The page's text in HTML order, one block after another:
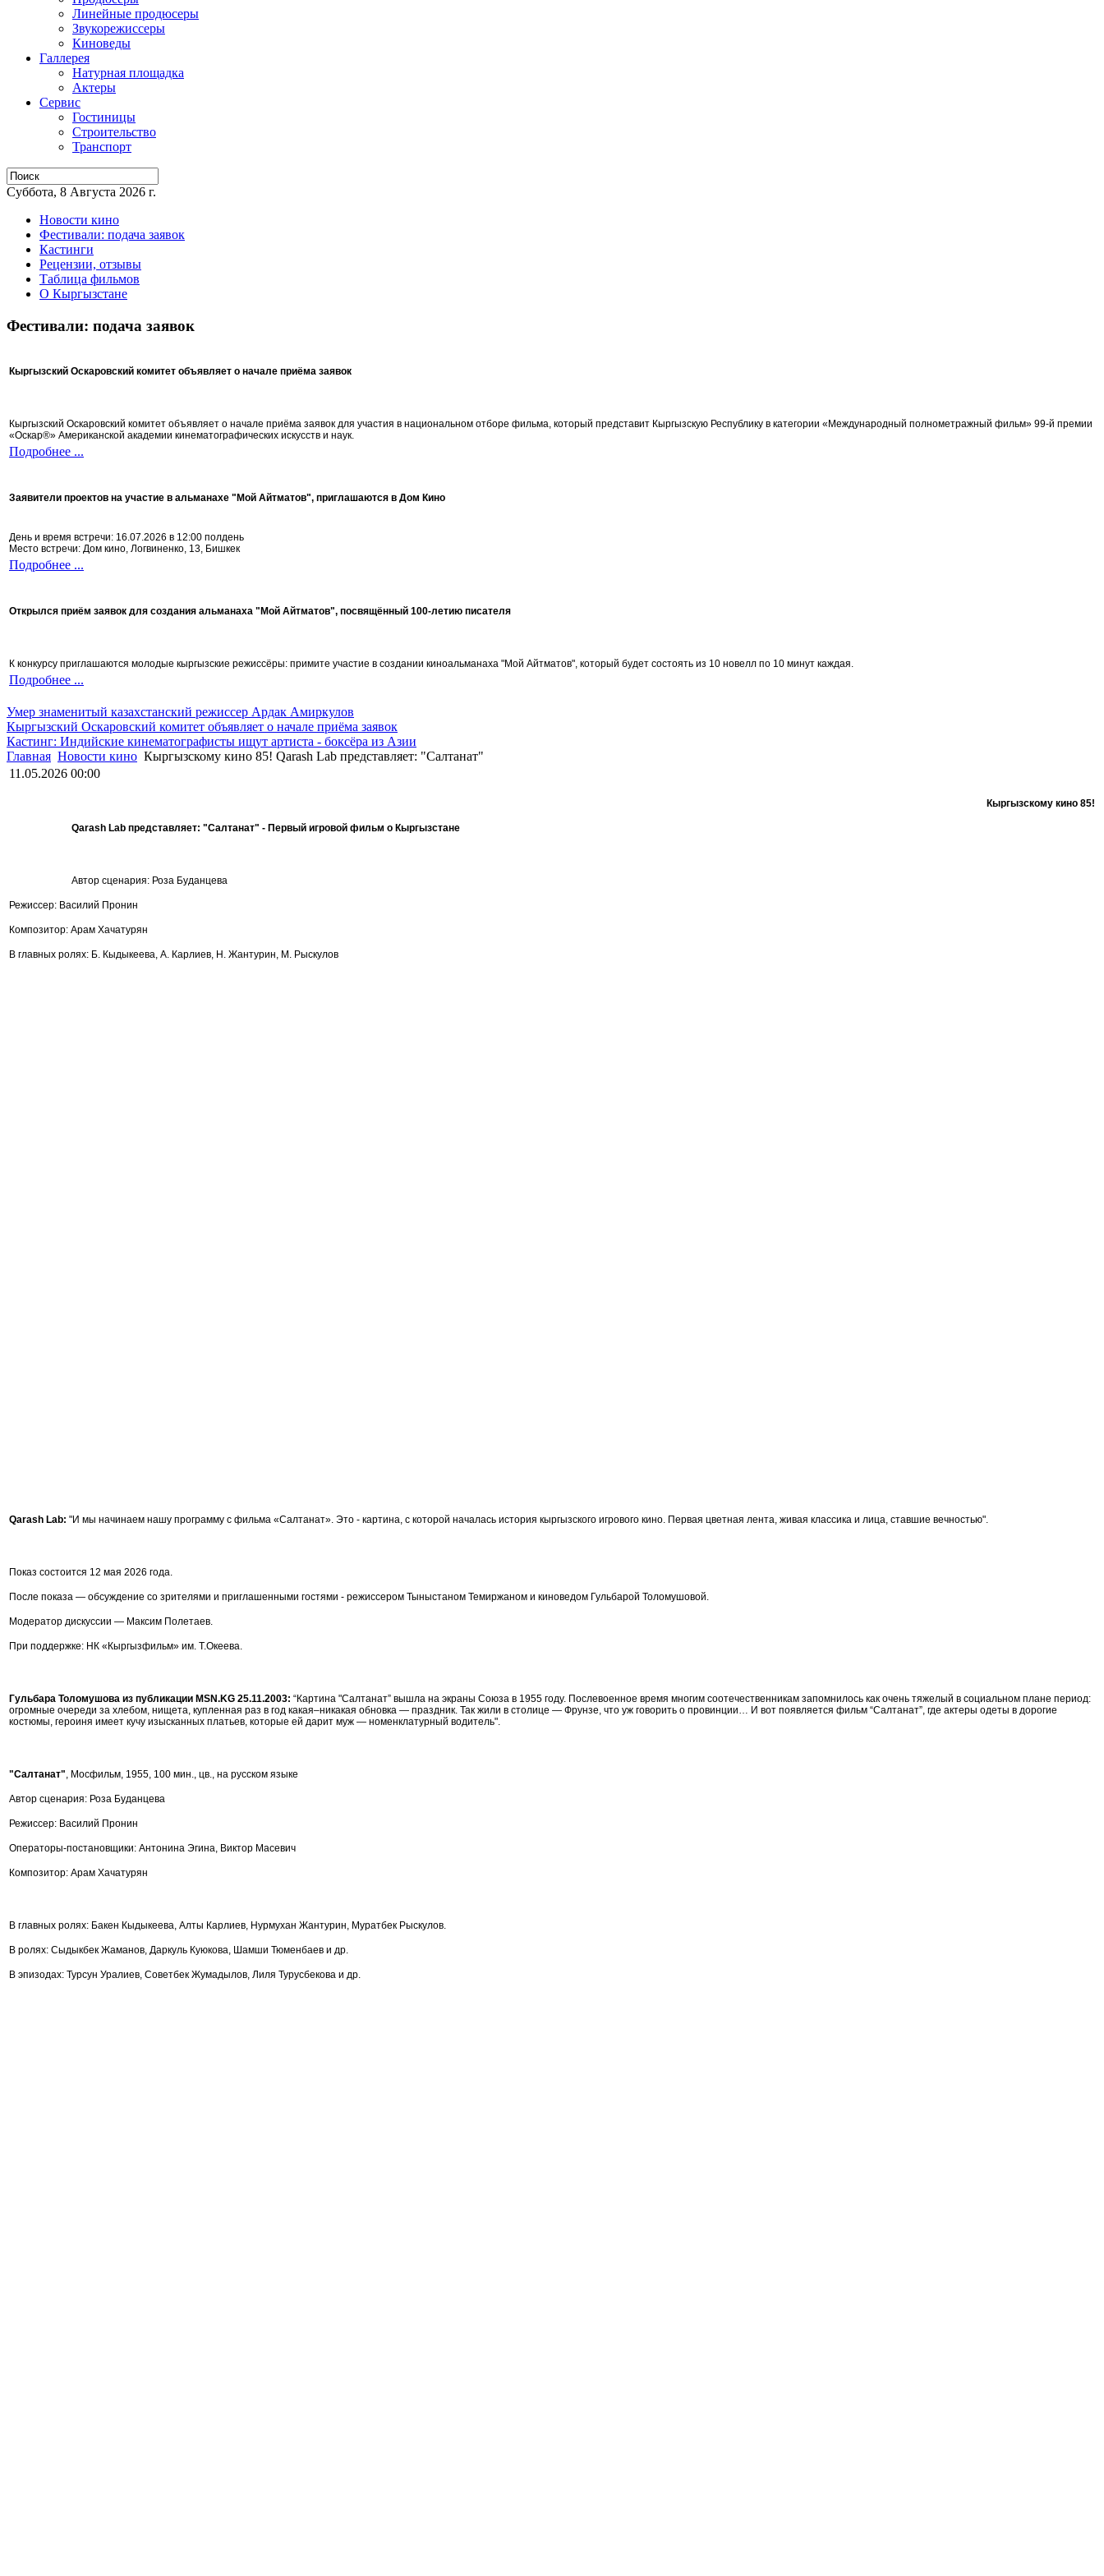
Линейные продюсеры
Звукорежиссеры
Киноведы
Галлерея
Натурная площадка
Актеры
Сервис
Гостиницы
Строительство
Транспорт
Суббота, 8 Августа 2026 г.
Новости кино
Фестивали: подача заявок
Кастинги
Рецензии, отзывы
Таблица фильмов
О Кыргызстане
Фестивали: подача заявок
Кыргызский Оскаровский комитет объявляет о начале приёма заявок
Кыргызский Оскаровский комитет объявляет о начале приёма заявок для участия в национальном отборе фильма, который представит Кыргызскую Республику в категории «Международный полнометражный фильм» 99-й премии
«Оскар®» Американской академии кинематографических искусств и наук.
Подробнее ...
Заявители проектов на участие в альманахе "Мой Айтматов", приглашаются в Дом Кино
День и время встречи: 16.07.2026 в 12:00 полдень
Место встречи: Дом кино, Логвиненко, 13, Бишкек
Подробнее ...
Открылся приём заявок для создания альманаха "Мой Айтматов", посвящённый 100-летию писателя
К конкурсу приглашаются молодые кыргызские режиссёры: примите участие в создании киноальманаха "Мой Айтматов", который будет состоять из 10 новелл по 10 минут каждая.
Подробнее ...
Умер знаменитый казахстанский режиссер Ардак Амиркулов
Кыргызский Оскаровский комитет объявляет о начале приёма заявок
Кастинг: Индийские кинематографисты ищут артиста - боксёра из Азии
Главная Новости кино Кыргызскому кино 85! Qarash Lab представляет: "Салтанат"
11.05.2026 00:00
Кыргызскому кино 85!
Qarash Lab представляет: "Салтанат" - Первый игровой фильм о Кыргызстане
Автор сценария: Роза Буданцева
Режиссер: Василий Пронин
Композитор: Арам Хачатурян
В главных ролях: Б. Кыдыкеева, А. Карлиев, Н. Жантурин, М. Рыскулов
Qarash Lab: "И мы начинаем нашу программу с фильма «Салтанат». Это - картина, с которой началась история кыргызского игрового кино. Первая цветная лента, живая классика и лица, ставшие вечностью".
Показ состоится 12 мая 2026 года.
После показа — обсуждение со зрителями и приглашенными гостями - режиссером Тыныстаном Темиржаном и киноведом Гульбарой Толомушовой.
Модератор дискуссии — Максим Полетаев.
При поддержке: НК «Кыргызфильм» им. Т.Океева.
Гульбара Толомушова из публикации MSN.KG 25.11.2003: “Картина "Салтанат” вышла на экраны Союза в 1955 году. Послевоенное время многим соотечественникам запомнилось как очень тяжелый в социальном плане период:
огромные очереди за хлебом, нищета, купленная раз в год какая–никакая обновка — праздник. Так жили в столице — Фрунзе, что уж говорить о провинции… И вот появляется фильм “Салтанат”, где актеры одеты в дорогие
костюмы, героиня имеет кучу изысканных платьев, которые ей дарит муж — номенклатурный водитель".
"Салтанат", Мосфильм, 1955, 100 мин., цв., на русском языке
Автор сценария: Роза Буданцева
Режиссер: Василий Пронин
Операторы-постановщики: Антонина Эгина, Виктор Масевич
Композитор: Арам Хачатурян
В главных ролях: Бакен Кыдыкеева, Алты Карлиев, Нурмухан Жантурин, Муратбек Рыскулов.
В ролях: Сыдыкбек Жаманов, Даркуль Куюкова, Шамши Тюменбаев и др.
В эпизодах: Турсун Уралиев, Советбек Жумадылов, Лиля Турусбекова и др.